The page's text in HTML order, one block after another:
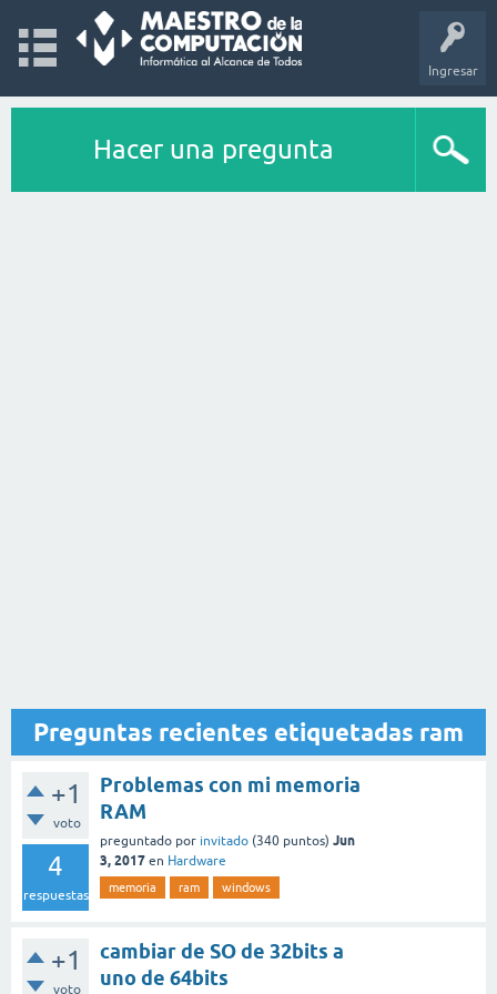
Ingresar
Hacer una pregunta
Preguntas recientes etiquetadas ram
+1
voto
4
respuestas
Problemas con mi memoria
RAM
preguntado por invitado (340 puntos) Jun
3, 2017 en Hardware
memoria ram windows
+1
voto
cambiar de SO de 32bits a
uno de 64bits